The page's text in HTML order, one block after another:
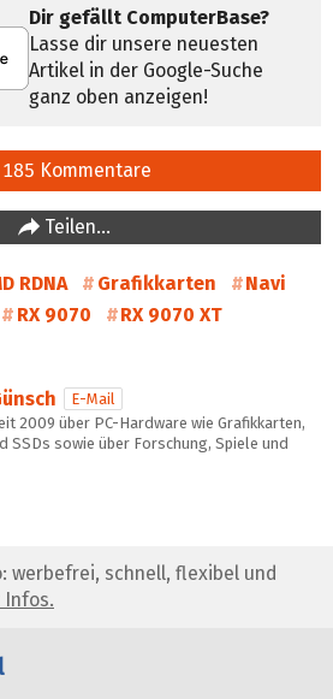
Dir gefällt ComputerBase?
Lasse dir unsere neuesten
Artikel in der Google-Suche
ganz oben anzeigen!
185 Kommentare
Teilen…
RDNA Grafikkarten
Navi
RX 9070
RX 9070 XT
E-Mail
2009 über PC-Hardware wie Grafikkarten,
SSDs sowie über Forschung, Spiele und
werbefrei, schnell, flexibel und
Infos.